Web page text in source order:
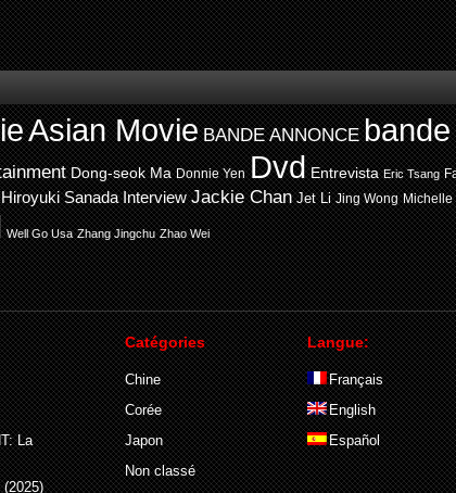
Asian Movie BANDE ANNONCE
Dong-seok Ma Donnie Yen Dvd Entrevista Eric Tsang
Hiroyuki Sanada Interview Jackie Chan Jet Li Jing Wong Michelle
Well Go Usa Zhang Jingchu Zhao Wei
La
(2025)
Catégories
Chine
Corée
Japon
Non classé
Langue:
Français
English
Español